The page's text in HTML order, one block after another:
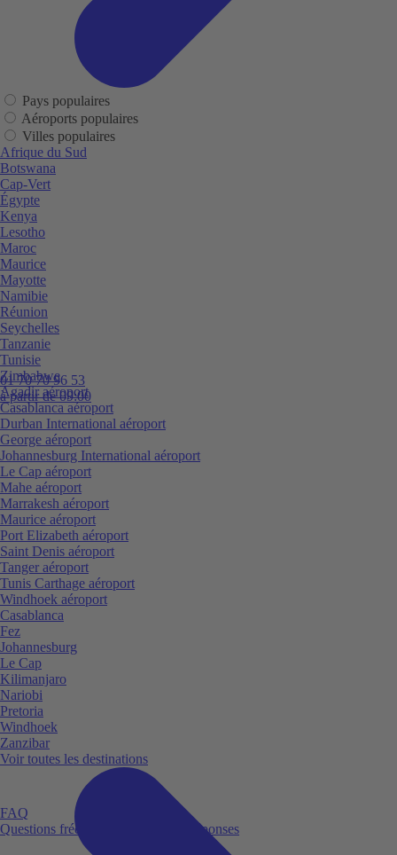
01 70 70 96 53
à partir de 09:00
FAQ
Questions fréquemment posées et réponses
Pays populaires
Aéroports populaires
Villes populaires
Afrique du Sud
Botswana
Cap-Vert
Égypte
Kenya
Lesotho
Maroc
Maurice
Mayotte
Namibie
Réunion
Seychelles
Tanzanie
Tunisie
Zimbabwe
Agadir aéroport
Casablanca aéroport
Durban International aéroport
George aéroport
Johannesburg International aéroport
Le Cap aéroport
Mahe aéroport
Marrakesh aéroport
Maurice aéroport
Port Elizabeth aéroport
Saint Denis aéroport
Tanger aéroport
Tunis Carthage aéroport
Windhoek aéroport
Casablanca
Fez
Johannesburg
Le Cap
Kilimanjaro
Nariobi
Pretoria
Windhoek
Zanzibar
Voir toutes les destinations